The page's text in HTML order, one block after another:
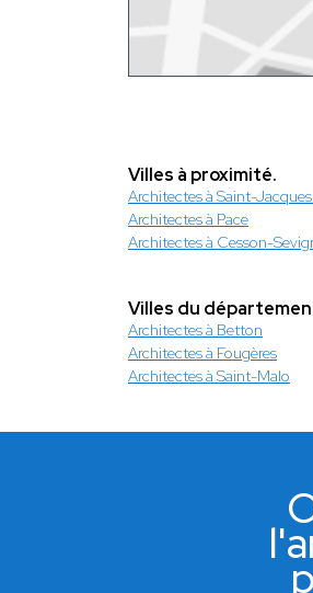
Villes à proximité.
Architectes à Saint-
Architectes à Pace
Architectes à Cesson-
Villes du
Architectes à Betton
Architectes à Fougères
Architectes à Saint-Malo